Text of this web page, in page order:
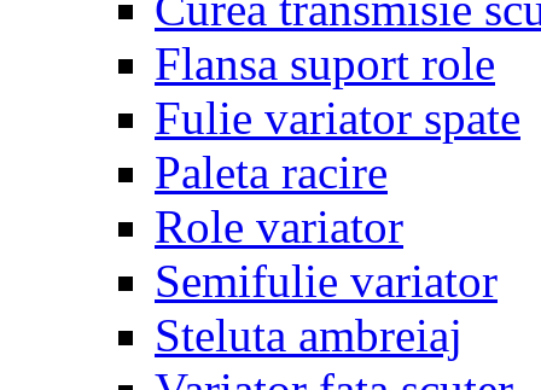
Flansa suport role
Fulie variator spate
Paleta racire
Role variator
Semifulie variator
Steluta ambreiaj